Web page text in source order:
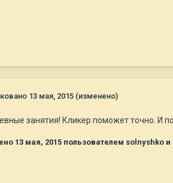
13 мая, 2015 (изменено)
занятия! Кликер поможет точно. И
13 мая, 2015 пользователем solnyshko и